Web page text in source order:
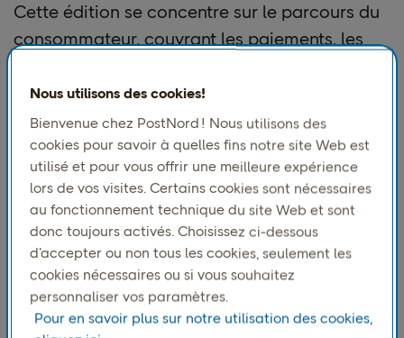
Cette édition se concentre sur le parcours du
consommateur, couvrant les paiements, les
Google, il propose des stratégies aux e-
commerçants suédois pour atténuer les
perturbations mondiales de la chaîne
d’approvisionnement et réduire les coûts de
renvoi. Le rapport comprend également un
entretien avec Mathias Parkheden, directeur
logistique d’Ellos Group.
Les points forts du rapport incluent :
Nous utilisons des cookies!
Bienvenue chez PostNord ! Nous utilisons des
cookies pour savoir à quelles fins notre site Web est
utilisé et pour vous offrir une meilleure expérience
lors de vos visites. Certains cookies sont nécessaires
au fonctionnement technique du site Web et sont
donc toujours activés. Choisissez ci-dessous
d’accepter ou non tous les cookies, seulement les
cookies nécessaires ou si vous souhaitez
personnaliser vos paramètres.
Pour en savoir plus sur notre utilisation des cookies,